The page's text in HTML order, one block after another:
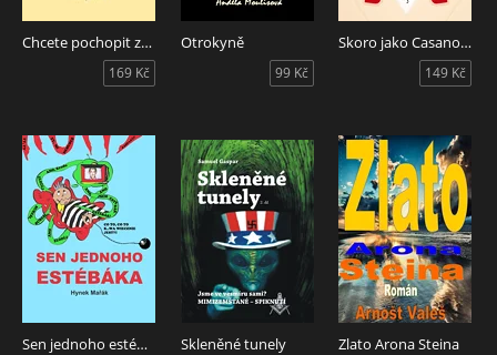
Chcete pochopit zuby?
169 Kč
Otrokyně
99 Kč
Skoro jako Casanova
149 Kč
Sen jednoho estébáka Skleněné tunely Zlato Arona Steina